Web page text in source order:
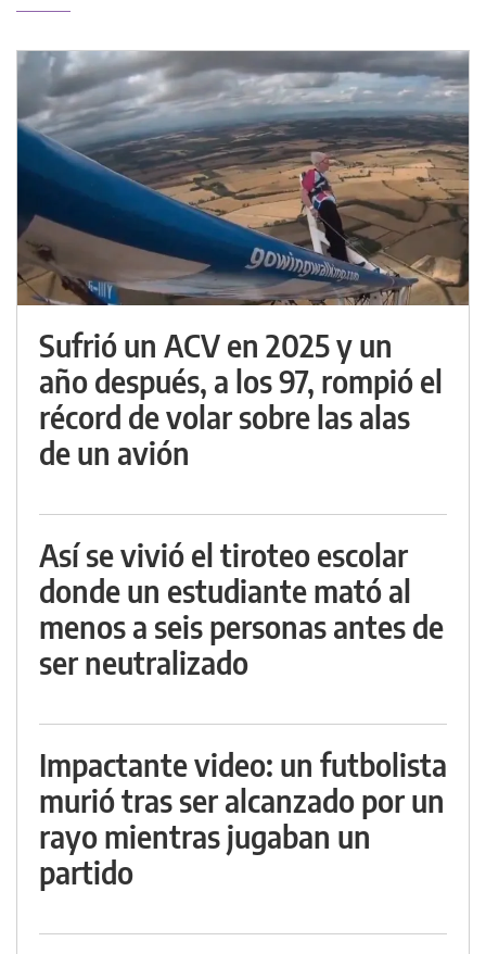
Sufrió un ACV en 2025 y un
año después, a los 97, rompió el
récord de volar sobre las alas
de un avión
Así se vivió el tiroteo escolar
donde un estudiante mató al
menos a seis personas antes de
ser neutralizado
Impactante video: un futbolista
murió tras ser alcanzado por un
rayo mientras jugaban un
partido